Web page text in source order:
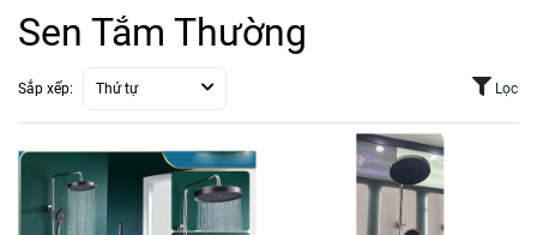
Sen Tắm Thường
Sắp xếp: Thứ tự Lọc